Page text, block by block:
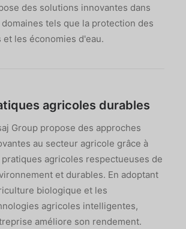
des solutions innovantes dans
domaines tels que la protection des
et les économies d'eau.
agricoles durables
Group propose des approches
au secteur agricole grâce à
pratiques agricoles respectueuses de
et durables. En adoptant
biologique et les
agricoles intelligentes,
améliore son rendement.